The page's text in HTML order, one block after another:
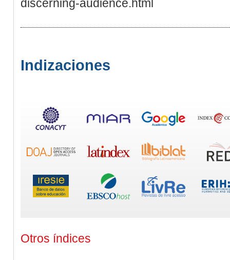
discerning-audience.html
Indizaciones
Otros índices